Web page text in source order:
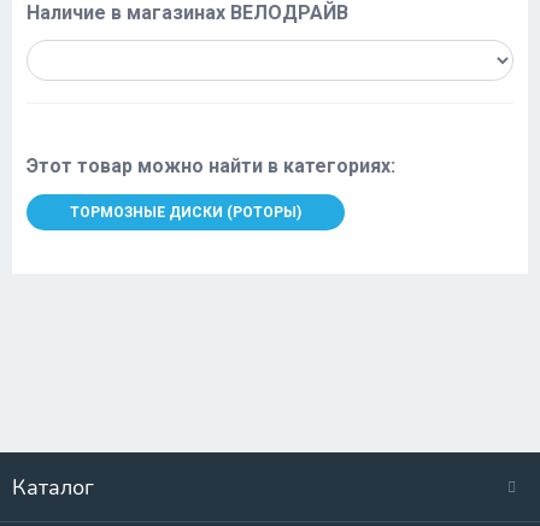
Наличие в магазинах ВЕЛОДРАЙВ
Этот товар можно найти в категориях:
ТОРМОЗНЫЕ ДИСКИ (РОТОРЫ)
Каталог